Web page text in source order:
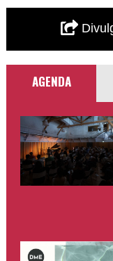
AGENDA